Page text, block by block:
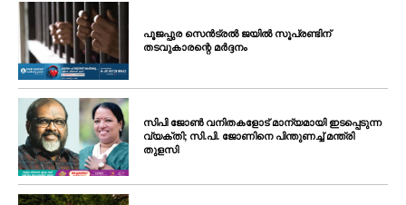
പൂജപ്പുര സെൻട്രൽ ജയിൽ സൂപ്രണ്ടിന്
തടവുകാരന്റെ മർദ്ദനം
സിപി ജോൺ വനിതകളോട് മാന്യമായി ഇടപ്പെടുന്ന
വ്യക്തി; സി.പി. ജോണിനെ പിന്തുണച്ച് മന്ത്രി
തുളസി